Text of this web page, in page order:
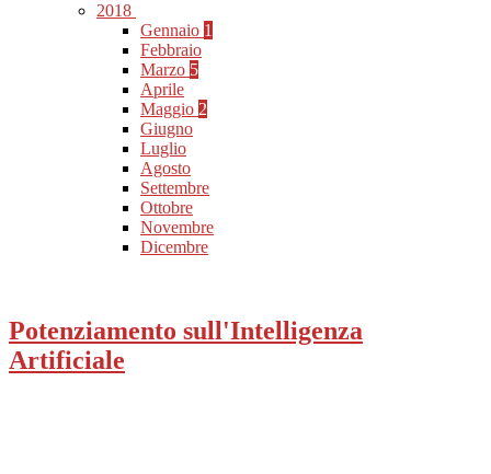
2018
Gennaio 1
Febbraio
Marzo 5
Aprile
Maggio 2
Giugno
Luglio
Agosto
Settembre
Ottobre
Novembre
Dicembre
Potenziamento sull'Intelligenza
Artificiale